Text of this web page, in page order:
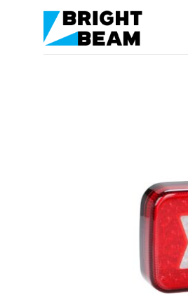
Пропустити